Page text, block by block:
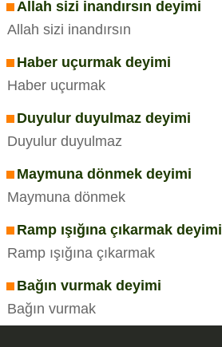
Allah sizi inandırsın deyimi
Allah sizi inandırsın
Haber uçurmak deyimi
Haber uçurmak
Duyulur duyulmaz deyimi
Duyulur duyulmaz
Maymuna dönmek deyimi
Maymuna dönmek
Ramp ışığına çıkarmak deyimi
Ramp ışığına çıkarmak
Bağın vurmak deyimi
Bağın vurmak